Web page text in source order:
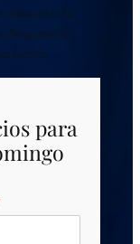
minutos te la
Asegúrate de
escrita.
para